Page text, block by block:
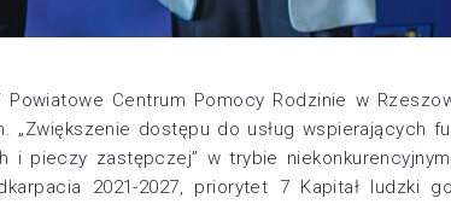
Powiatowe Centrum Pomocy Rodzinie w
„Zwiększenie dostępu do usług wspierających
i pieczy zastępczej” w trybie
2021-2027, priorytet 7 Kapitał ludzki